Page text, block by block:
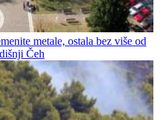
metale, ostala bez više od
Čeh